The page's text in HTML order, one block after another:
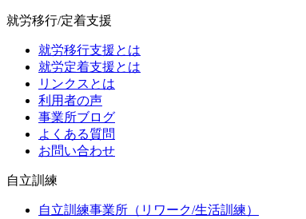
就労移行/定着支援
就労移行支援とは
就労定着支援とは
リンクスとは
利用者の声
事業所ブログ
よくある質問
お問い合わせ
自立訓練
自立訓練事業所（リワーク/生活訓練）